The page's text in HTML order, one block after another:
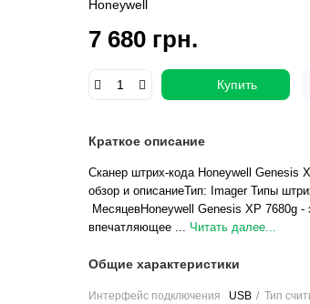
Honeywell
7 680 грн.
Купить
Краткое описание
Сканер штрих-кода Honeywell Genesis
обзор и описаниеТип: Imager Типы
МесяцевHoneywell Genesis XP 7680g -
впечатляющее ... Читать далее...
Общие характеристики
Интерфейс подключения USB Тип